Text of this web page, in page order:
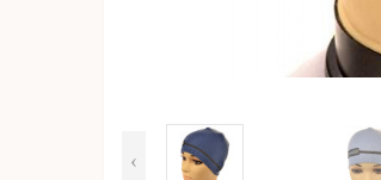
‹